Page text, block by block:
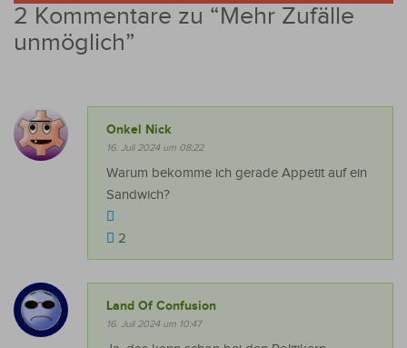
2 Kommentare zu “Mehr Zufälle
unmöglich”
Onkel Nick
16. Juli 2024 um 08:22
Warum bekomme ich gerade Appetit auf ein
Sandwich?
2
Land Of Confusion
16. Juli 2024 um 10:47